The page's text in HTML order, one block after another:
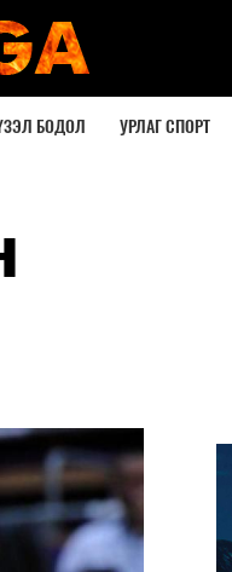
БОДОЛ УРЛАГ СПОРТ